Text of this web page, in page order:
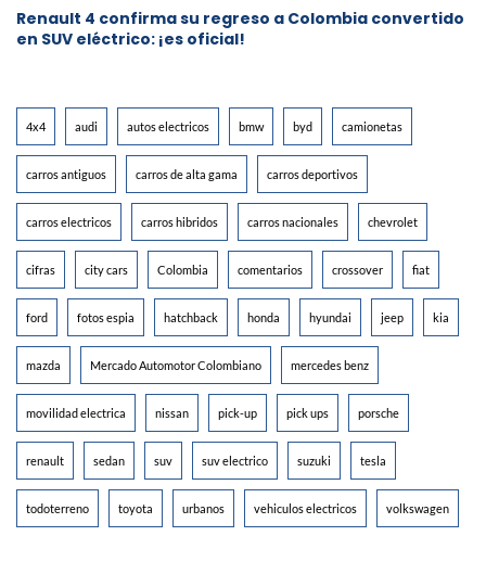
Renault 4 confirma su regreso a Colombia convertido
en SUV eléctrico: ¡es oficial!
4x4 audi autos electricos bmw byd camionetas
carros antiguos carros de alta gama carros deportivos
carros electricos carros hibridos carros nacionales chevrolet
cifras city cars Colombia comentarios crossover fiat
ford fotos espia hatchback honda hyundai jeep kia
mazda Mercado Automotor Colombiano mercedes benz
movilidad electrica nissan pick-up pick ups porsche
renault sedan suv suv electrico suzuki tesla
todoterreno toyota urbanos vehiculos electricos volkswagen